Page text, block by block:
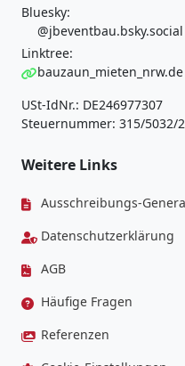
Bluesky:
@jbeventbau.bsky.social
Linktree:
bauzaun_mieten_nrw.de
USt-IdNr.: DE246977307
Steuernummer: 315/5032/
Weitere Links
Ausschreibungs-
Datenschutzerklärung
AGB
Häufige Fragen
Referenzen